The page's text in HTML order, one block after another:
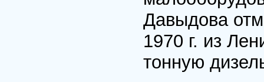
Давыдова
1970 г. из
тонную